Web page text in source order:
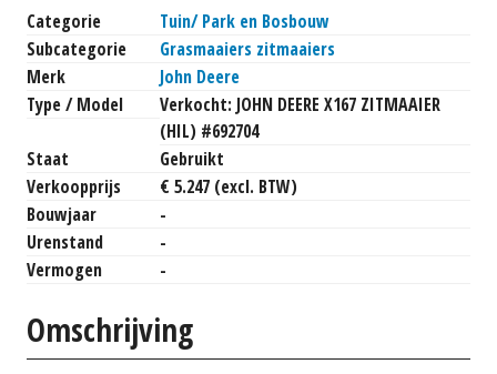
Categorie
Tuin/ Park en Bosbouw
Subcategorie
Grasmaaiers zitmaaiers
Merk
John Deere
Type / Model
Verkocht: JOHN DEERE X167 ZITMAAIER
(HIL) #692704
Staat
Gebruikt
Verkoopprijs
€ 5.247 (excl. BTW)
Bouwjaar
-
Urenstand
-
Vermogen
-
Omschrijving